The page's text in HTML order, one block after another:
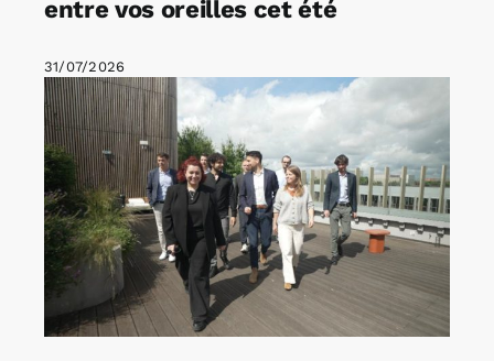
entre vos oreilles cet été
31/07/2026